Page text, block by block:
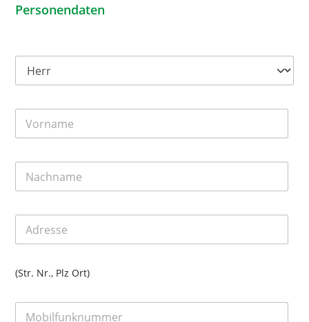
Personendaten
(Str. Nr., Plz Ort)